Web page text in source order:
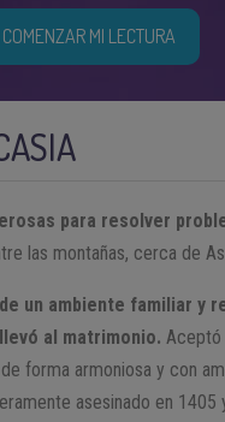
COMENZAR MI LECTURA
para resolver
las montañas, cerca de
un ambiente familiar y
al matrimonio. Aceptó
forma armoniosa y con
asesinado en